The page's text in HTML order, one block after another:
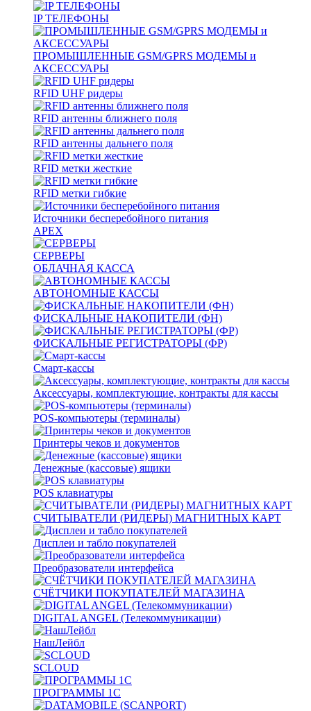
IP ТЕЛЕФОНЫ
ПРОМЫШЛЕННЫЕ GSM/GPRS МОДЕМЫ и
АКСЕССУАРЫ
RFID UHF ридеры
RFID антенны ближнего поля
RFID антенны дальнего поля
RFID метки жесткие
RFID метки гибкие
Источники бесперебойного питания
APEX
СЕРВЕРЫ
ОБЛАЧНАЯ КАССА
АВТОНОМНЫЕ КАССЫ
ФИСКАЛЬНЫЕ НАКОПИТЕЛИ (ФН)
ФИСКАЛЬНЫЕ РЕГИСТРАТОРЫ (ФР)
Смарт-кассы
Аксессуары, комплектующие, контракты для кассы
POS-компьютеры (терминалы)
Принтеры чеков и документов
Денежные (кассовые) ящики
POS клавиатуры
СЧИТЫВАТЕЛИ (РИДЕРЫ) МАГНИТНЫХ КАРТ
Дисплеи и табло покупателей
Преобразователи интерфейса
СЧЁТЧИКИ ПОКУПАТЕЛЕЙ МАГАЗИНА
DIGITAL ANGEL (Телекоммуникации)
НашЛейбл
SCLOUD
ПРОГРАММЫ 1С